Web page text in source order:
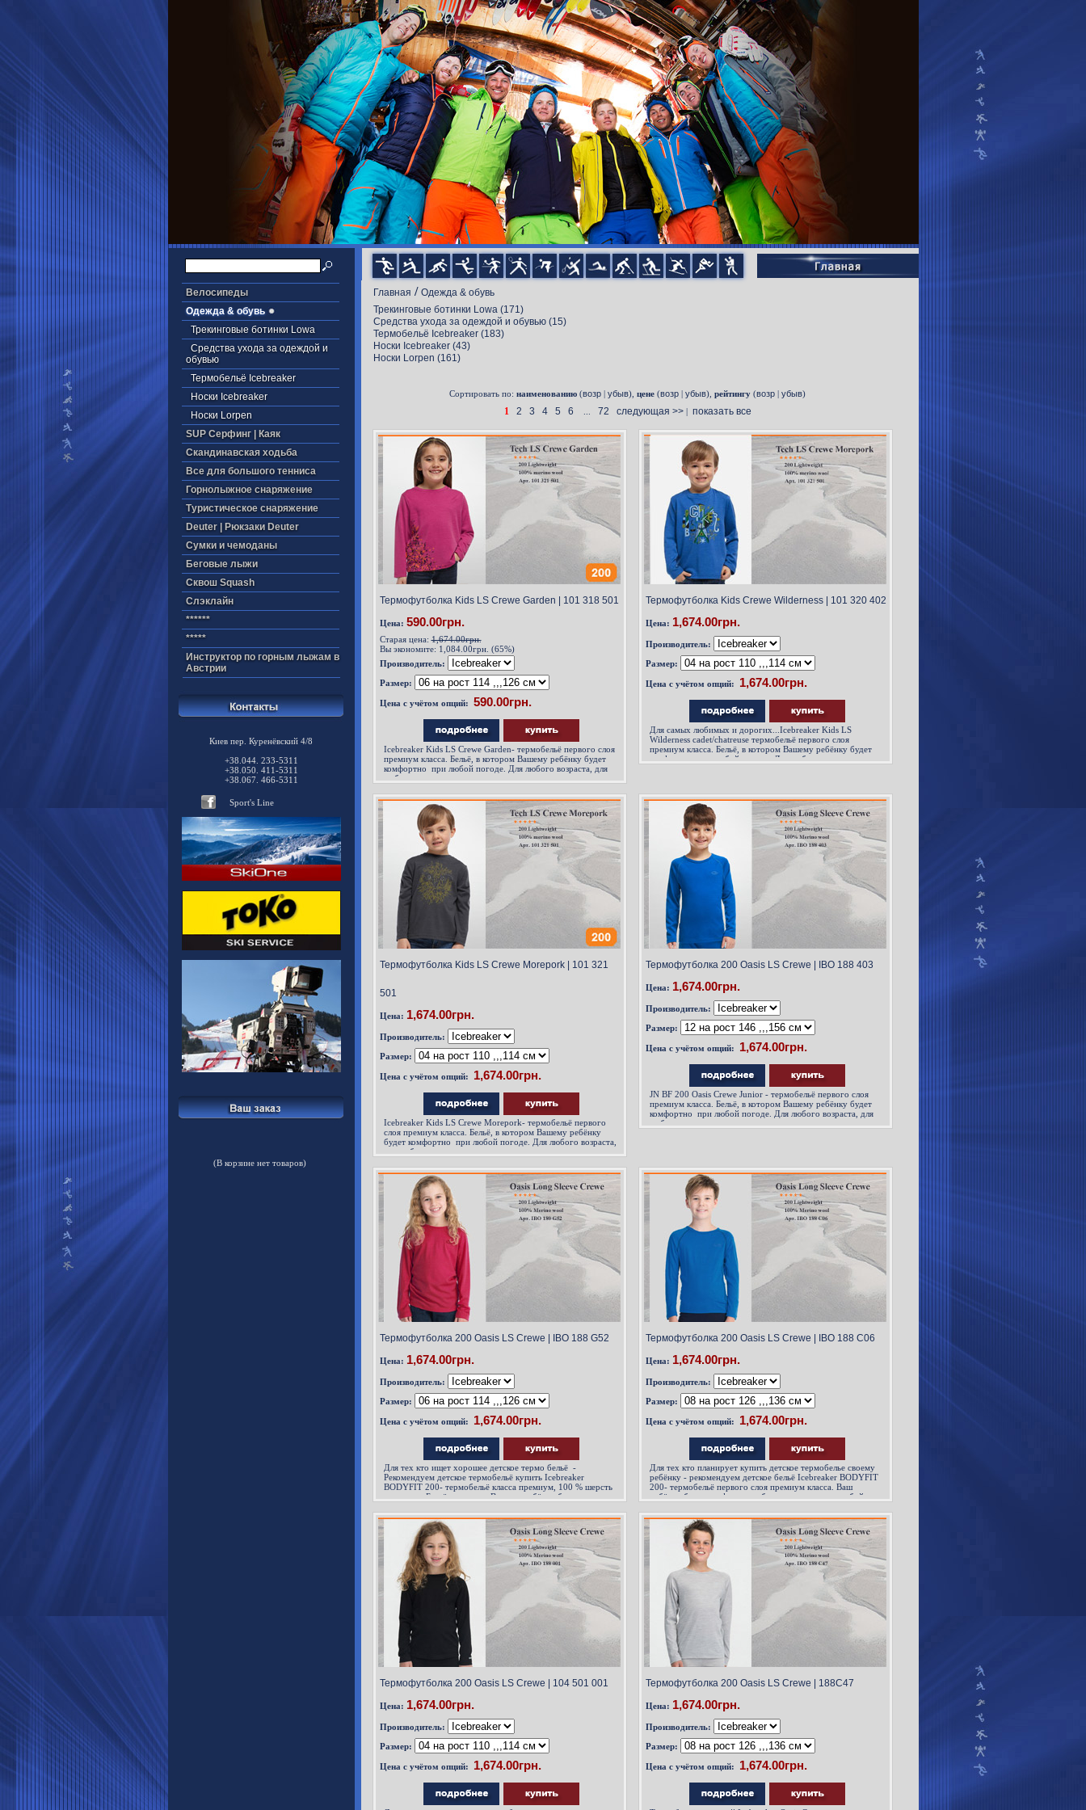
Велосипеды
Одежда & обувь
Трекинговые ботинки Lowa
Cредства ухода за одеждой и
обувью
Термобельё Icebreaker
Носки Icebreaker
Носки Lorpen
SUP Серфинг | Каяк
Скандинавская ходьба
Все для большого тенниса
Горнолыжное снаряжение
Туристическое снаряжение
Deuter | Рюкзаки Deuter
Cумки и чемоданы
Беговые лыжи
Cквош Squash
Cлэклайн
******
*****
Инструктор по горным лыжам в
Австрии
Киев пер. Куренёвский 4/8
+38.044. 233-5311
+38.050. 411-5311
+38.067. 466-5311
Sport's Line
(В корзине нет товаров)
Главная / Одежда & обувь
Трекинговые ботинки Lowa(171)
Cредства ухода за одеждой и обувью(15)
Термобельё Icebreaker (183)
Носки Icebreaker(43)
Носки Lorpen (161)
Сортировать по: наименованию (возр | убыв), цене (возр | убыв), рейтингу (возр | убыв)
1 2 3 4 5 6 72 следующая >>| показать все
Термофутболка Kids LS Crewe Garden | 101 318 501
Цена: 590.00грн.
Старая цена:1,674.00грн.
Вы экономите: 1,084.00грн. (65%)
Производитель:
Размер:
Цена с учётом опций:
Icebreaker Kids LS Crewe Garden- термобельё первого слоя
премиум класса. Бельё, в котором Вашему ребёнку будет
комфортно при любой погоде. Для любого возраста, для
любого спорта...,
Термофутболка Kids Crewe Wilderness | 101 320 402
Цена: 1,674.00грн.
Производитель:
Размер:
Цена с учётом опций:
Для самых любимых и дорогих...Icebreaker Kids LS
Wilderness cadet/chatreuse термобельё первого слоя
премиум класса. Бельё, в котором Вашему ребёнку будет
комфортно при любой погоде. Для любого возраста, для
Термофутболка Kids LS Crewe Morepork | 101 321
501
Цена: 1,674.00грн.
Производитель:
Размер:
Цена с учётом опций:
Icebreaker Kids LS Crewe Morepork- термобельё первого
слоя премиум класса. Бельё, в котором Вашему ребёнку
будет комфортно при любой погоде. Для любого возраста,
для любого спорта...
Термофутболка 200 Oasis LS Crewe | IBO 188 403
Цена: 1,674.00грн.
Производитель:
Размер:
Цена с учётом опций:
JN BF 200 Oasis Crewe Junior - термобельё первого слоя
премиум класса. Бельё, в котором Вашему ребёнку будет
комфортно при любой погоде. Для любого возраста, для
любого спорта...,
Термофутболка 200 Oasis LS Crewe | IBO 188 G52
Цена: 1,674.00грн.
Производитель:
Размер:
Цена с учётом опций:
Для тех кто ищет хорошее детское термо бельё -
Рекомендуем детское термобельё купить Icebreaker
BODYFIT 200- термобельё класса премиум, 100 % шерсть
мериноса. Бельё в котором Вашему ребёнку будет
Термофутболка 200 Oasis LS Crewe | IBO 188 C06
Цена: 1,674.00грн.
Производитель:
Размер:
Цена с учётом опций:
Для тех кто планирует купить детское термобелье своему
ребёнку - рекомендуем детское бельё Icebreaker BODYFIT
200- термобельё первого слоя премиум класса. Ваш
ребёнок будет комфортно себя чувствовать при любой
термобелье для любого вида спорта...
Термофутболка 200 Oasis LS Crewe | 104 501 001
Цена: 1,674.00грн.
Производитель:
Размер:
Цена с учётом опций:
Термофутболка 200 Oasis LS Crewe | 188С47
Цена: 1,674.00грн.
Производитель:
Размер:
Цена с учётом опций: